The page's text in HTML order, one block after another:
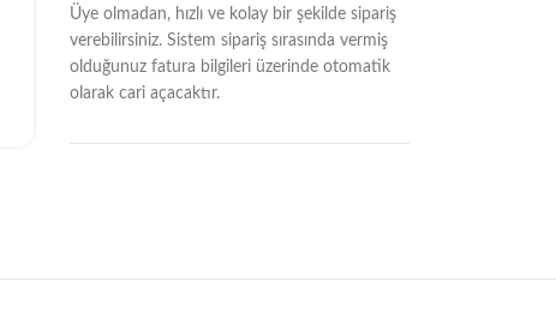
Üye olmadan, hızlı ve kolay bir şekilde sipariş
verebilirsiniz. Sistem sipariş sırasında vermiş
olduğunuz fatura bilgileri üzerinde otomatik
olarak cari açacaktır.